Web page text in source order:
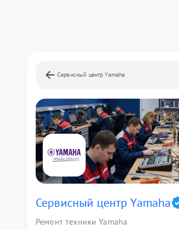
Сервисный центр Yamaha
Сервисный центр Yamaha
Ремонт техники Yamaha